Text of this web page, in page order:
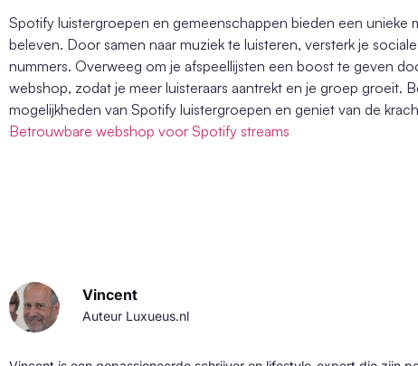
Spotify luistergroepen en gemeenschappen bieden een unieke
beleven. Door samen naar muziek te luisteren, versterk je
nummers. Overweeg om je afspeellijsten een boost te geven
webshop, zodat je meer luisteraars aantrekt en je groep groeit.
mogelijkheden van Spotify luistergroepen en geniet van de
Betrouwbare webshop voor Spotify streams
Vincent
Auteur Luxueus.nl